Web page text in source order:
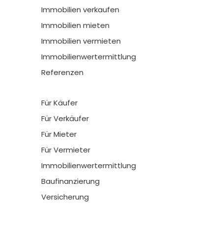
Immobilien verkaufen
Immobilien mieten
Immobilien vermieten
Immobilienwertermittlung
Referenzen
Für Käufer
Für Verkäufer
Für Mieter
Für Vermieter
Immobilienwertermittlung
Baufinanzierung
Versicherung